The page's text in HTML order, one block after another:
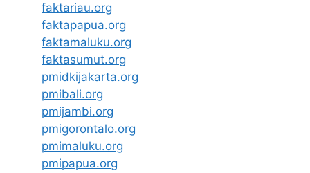
faktariau.org
faktapapua.org
faktamaluku.org
faktasumut.org
pmidkijakarta.org
pmibali.org
pmijambi.org
pmigorontalo.org
pmimaluku.org
pmipapua.org